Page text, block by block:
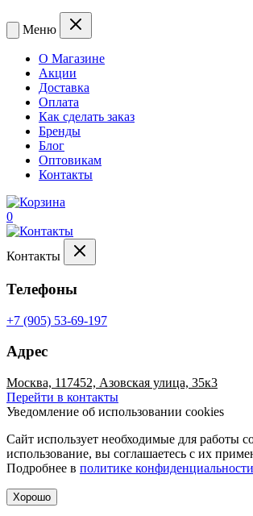
Меню
О Магазине
Акции
Доставка
Оплата
Как сделать заказ
Бренды
Блог
Оптовикам
Контакты
0
Контакты
Телефоны
+7 (905) 53-69-197
Адрес
Москва, 117452, Азовская улица, 35к3
Перейти в контакты
Уведомление об использовании cookies
Сайт использует необходимые для работы
использование, вы соглашаетесь с их
Подробнее в политике конфиденциальности
Хорошо